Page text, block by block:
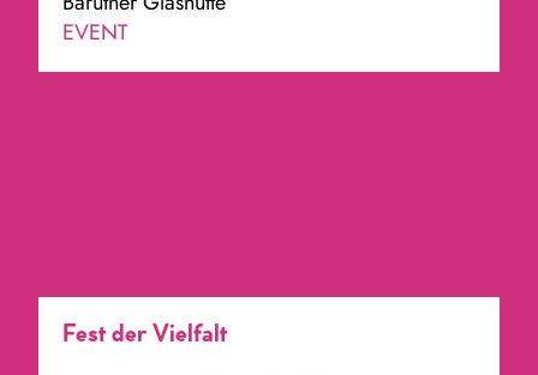
EVENT
Fest der Vielfalt